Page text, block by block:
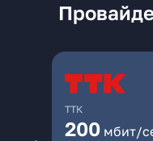
ТТК
200 мбит/